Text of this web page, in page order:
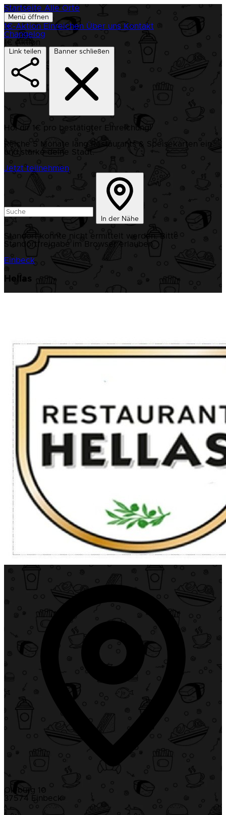
Startseite Alle Orte
Menü öffnen
1€-Aktion Einreichen Über uns Kontakt
Changelog
1€ Aktion
Link teilen Banner schließen
Hol dir 1€ pro bestätigter Einreichung!
Reiche 5 Monate lang Restaurants & Speisekarten ein
und stärke deine Stadt.
Jetzt teilnehmen
In der Nähe
Standort konnte nicht ermittelt werden. Bitte
Standortfreigabe im Browser erlauben.
Einbeck
Hellas
Oleburg 10
37574 Einbeck